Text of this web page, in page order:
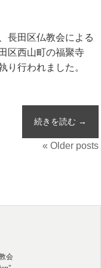
長田区仏教会による
区西山町の福聚寺
り行われました。
続きを読む →
« Older posts
会